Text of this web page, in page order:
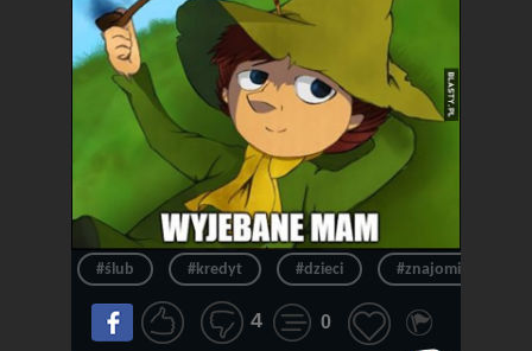
#ślub #kredyt #dzieci #znajomi
4 0